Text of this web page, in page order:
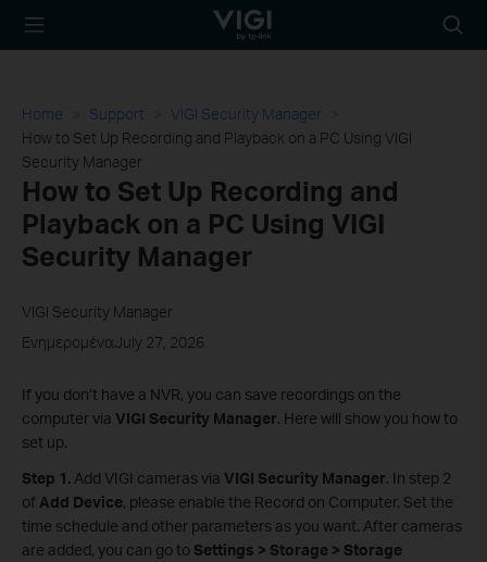
TP-Link, Reliably
icon
Home Support
VIGI Security Manager
How to Set Up Recording and Playback on a PC Using VIGI
Security Manager
How to Set Up Recording and
Playback on a PC Using VIGI
Security Manager
VIGI Security Manager
ΕνημερομέναJuly 27, 2026
If you don’t have a NVR, you can save recordings on the
computer via VIGI Security Manager. Here will show you how to
set up.
Step 1. Add VIGI cameras via VIGI Security Manager. In step 2
of Add Device, please enable the Record on Computer. Set the
time schedule and other parameters as you want. After cameras
are added, you can go to Settings > Storage > Storage